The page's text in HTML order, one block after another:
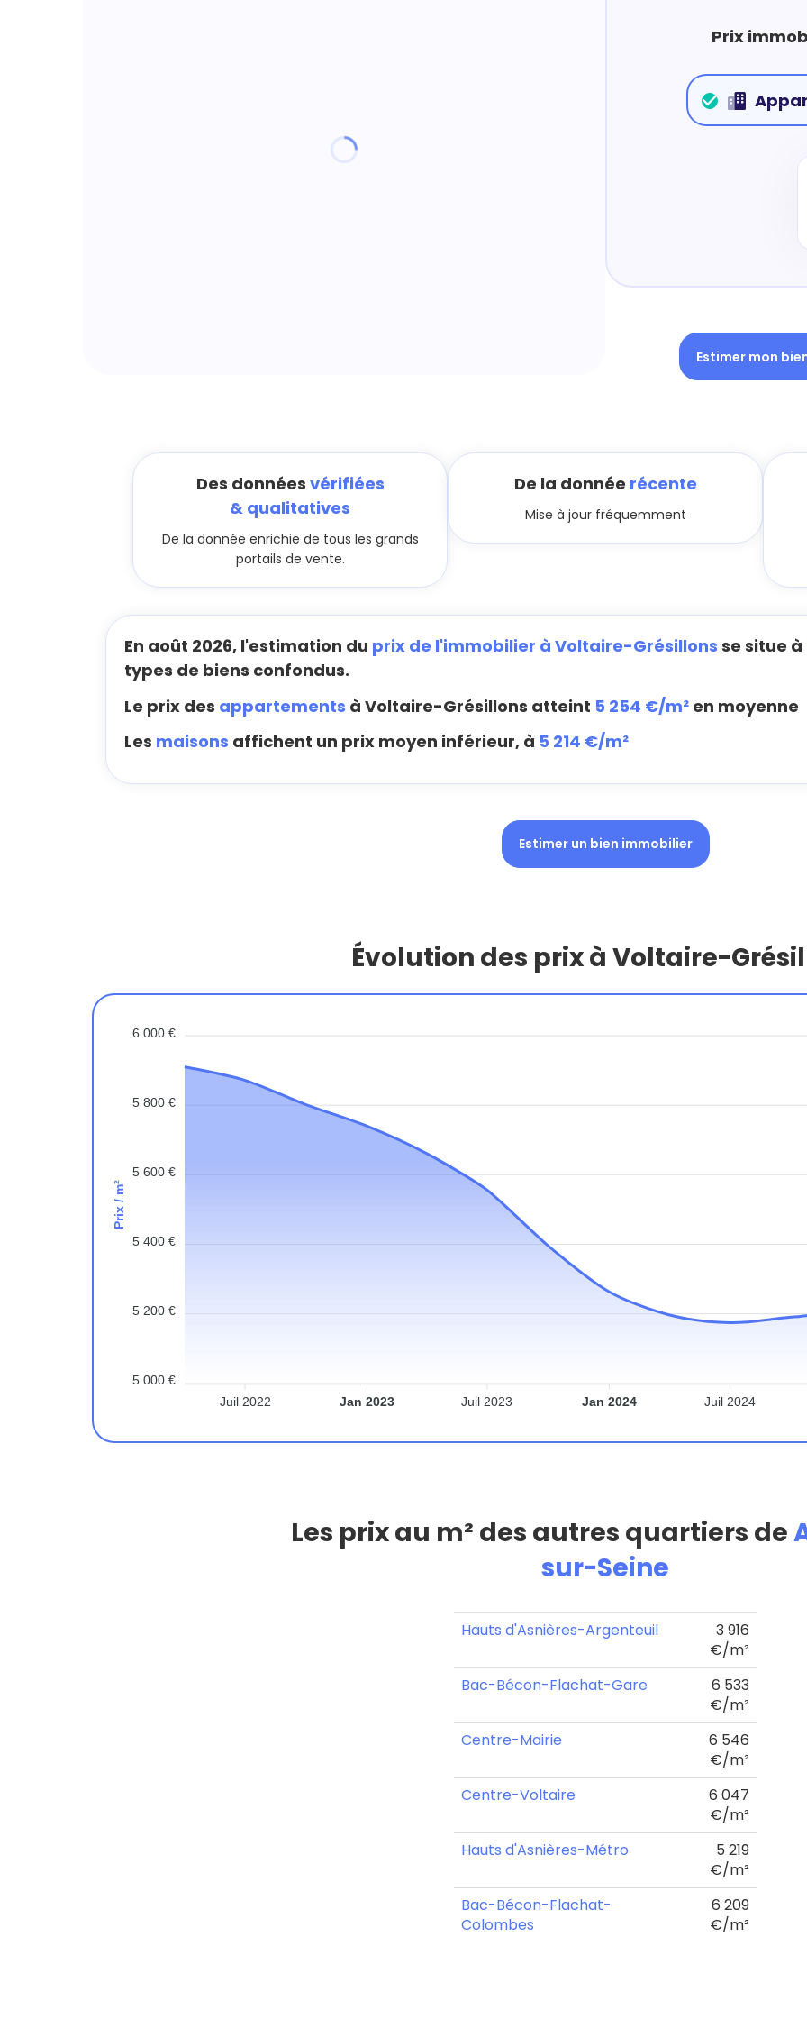
Prix
Estimer mon
Des données vérifiées
& qualitatives
De la donnée enrichie de tous les grands
portails de vente.
De la donnée récente
Mise à jour fréquemment
En août 2026, l'estimation du prix de l'immobilier à Voltaire-Grésillons se situe à
types de biens confondus.
Le prix des appartements à Voltaire-Grésillons atteint 5 254 €/m² en moyenne
Les maisons affichent un prix moyen inférieur, à 5 214 €/m²
Estimer un bien immobilier
Évolution des prix à Voltaire-
6 000 €
5 800 €
5 600 €
5 400 €
5 200 €
5 000 €
Prix / m²
Juil 2022 Jan 2023 Juil 2023 Jan 2024 Juil 2024
Les prix au m² des autres quartiers de
sur-Seine
Hauts d'Asnières-Argenteuil
3 916
€/m²
Bac-Bécon-Flachat-Gare
6 533
€/m²
Centre-Mairie
6 546
€/m²
Centre-Voltaire
6 047
€/m²
Hauts d'Asnières-Métro
5 219
€/m²
Bac-Bécon-Flachat-
Colombes
6 209
€/m²